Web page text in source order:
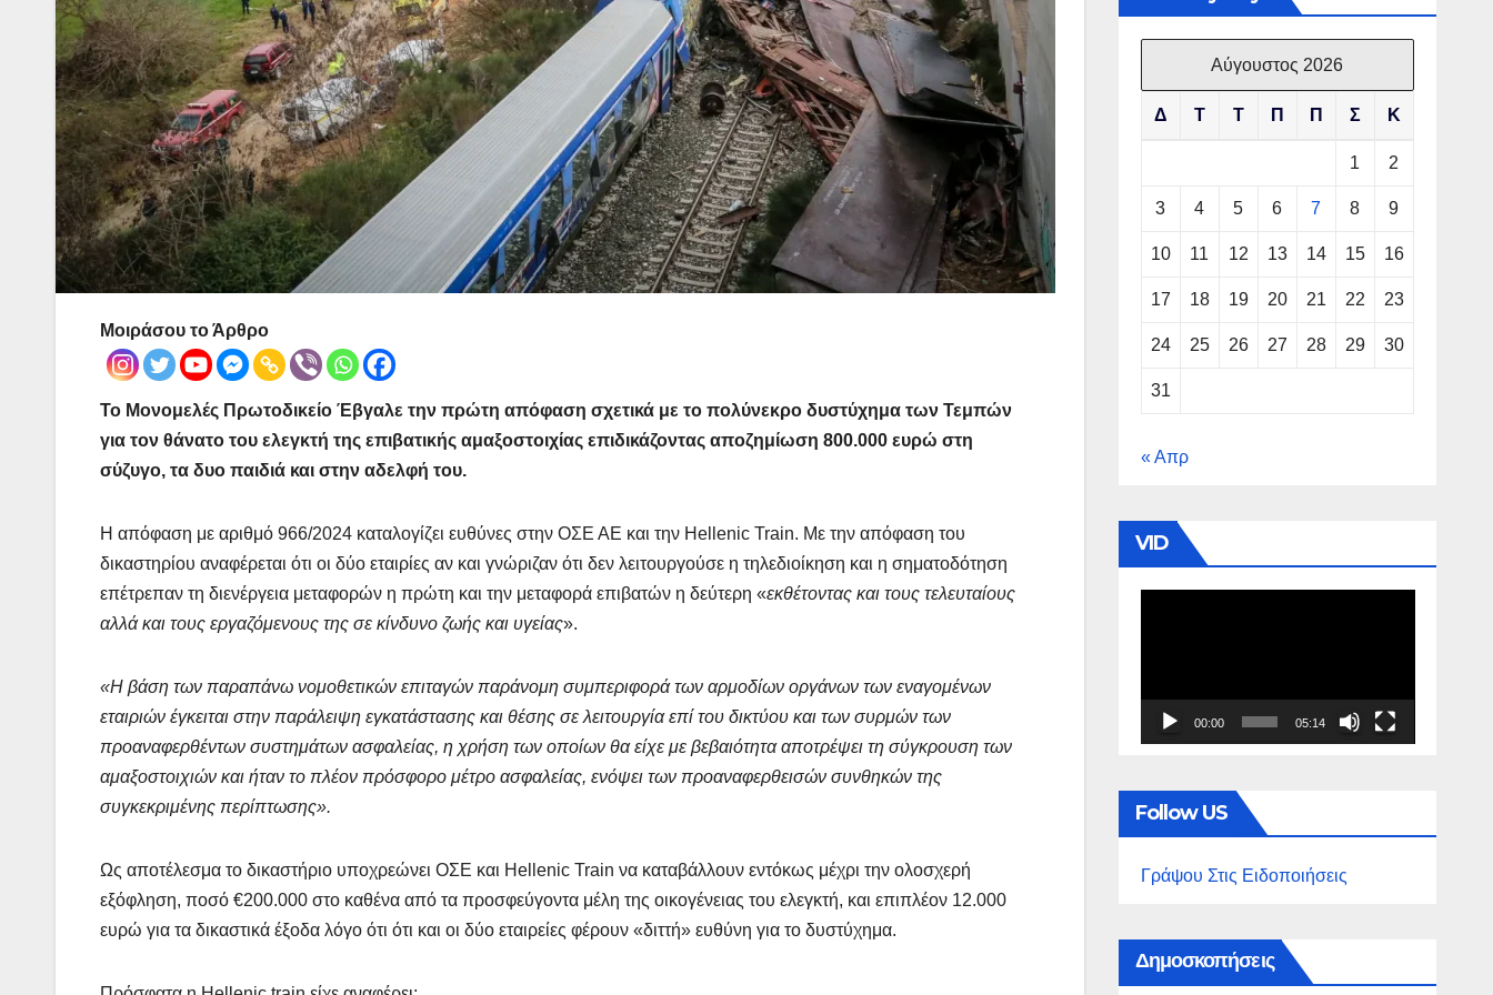
Μοιράσου το Άρθρο
Το Μονομελές Πρωτοδικείο Έβγαλε την πρώτη απόφαση σχετικά με το πολύνεκρο δυστύχημα των Τεμπών
για τον θάνατο του ελεγκτή της επιβατικής αμαξοστοιχίας επιδικάζοντας αποζημίωση 800.000 ευρώ στη
σύζυγο, τα δυο παιδιά και στην αδελφή του.
Η απόφαση με αριθμό 966/2024 καταλογίζει ευθύνες στην ΟΣΕ ΑΕ και την Hellenic Train. Με την απόφαση του
δικαστηρίου αναφέρεται ότι οι δύο εταιρίες αν και γνώριζαν ότι δεν λειτουργούσε η τηλεδιοίκηση και η σηματοδότηση
επέτρεπαν τη διενέργεια μεταφορών η πρώτη και την μεταφορά επιβατών η δεύτερη «εκθέτοντας και τους τελευταίους
αλλά και τους εργαζόμενους της σε κίνδυνο ζωής και υγείας».
«Η βάση των παραπάνω νομοθετικών επιταγών παράνομη συμπεριφορά των αρμοδίων οργάνων των εναγομένων
εταιριών έγκειται στην παράλειψη εγκατάστασης και θέσης σε λειτουργία επί του δικτύου και των συρμών των
προαναφερθέντων συστημάτων ασφαλείας, η χρήση των οποίων θα είχε με βεβαιότητα αποτρέψει τη σύγκρουση των
αμαξοστοιχιών και ήταν το πλέον πρόσφορο μέτρο ασφαλείας, ενόψει των προαναφερθεισών συνθηκών της
συγκεκριμένης περίπτωσης».
Ως αποτέλεσμα το δικαστήριο υποχρεώνει ΟΣΕ και Hellenic Train να καταβάλλουν εντόκως μέχρι την ολοσχερή
εξόφληση, ποσό €200.000 στο καθένα από τα προσφεύγοντα μέλη της οικογένειας του ελεγκτή, και επιπλέον 12.000
ευρώ για τα δικαστικά έξοδα λόγο ότι ότι και οι δύο εταιρείες φέρουν «διττή» ευθύνη για το δυστύχημα.
Αύγουστος 2026
Δ Τ Τ Π Π Σ Κ
1 2
3 4 5 6 7 8 9
10 11 12 13 14 15 16
17 18 19 20 21 22 23
24 25 26 27 28 29 30
31
« Απρ
VID
00:00 05:14
Follow US
Γράψου Στις Ειδοποιήσεις
Δημοσκοπήσεις